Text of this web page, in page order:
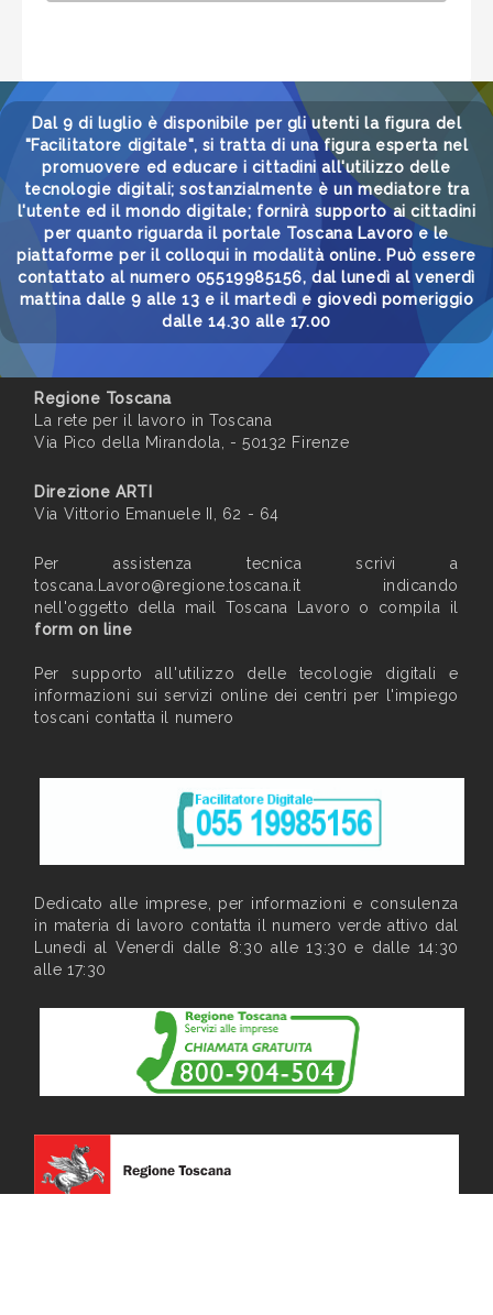
Dal 9 di luglio è disponibile per gli utenti la figura del
"Facilitatore digitale", si tratta di una figura esperta nel
promuovere ed educare i cittadini all'utilizzo delle
tecnologie digitali; sostanzialmente è un mediatore tra
l'utente ed il mondo digitale; fornirà supporto ai cittadini
per quanto riguarda il portale Toscana Lavoro e le
piattaforme per il colloqui in modalità online. Può essere
contattato al numero 05519985156, dal lunedì al venerdì
mattina dalle 9 alle 13 e il martedì e giovedì pomeriggio
dalle 14.30 alle 17.00
Regione Toscana
La rete per il lavoro in Toscana
Via Pico della Mirandola, - 50132 Firenze
Direzione ARTI
Via Vittorio Emanuele II, 62 - 64
Per assistenza tecnica scrivi a
toscana.Lavoro@regione.toscana.it indicando
nell'oggetto della mail Toscana Lavoro o compila il
form on line
Per supporto all'utilizzo delle tecologie digitali e
informazioni sui servizi online dei centri per l'impiego
toscani contatta il numero
Dedicato alle imprese, per informazioni e consulenza
in materia di lavoro contatta il numero verde attivo dal
Lunedì al Venerdì dalle 8:30 alle 13:30 e dalle 14:30
alle 17:30